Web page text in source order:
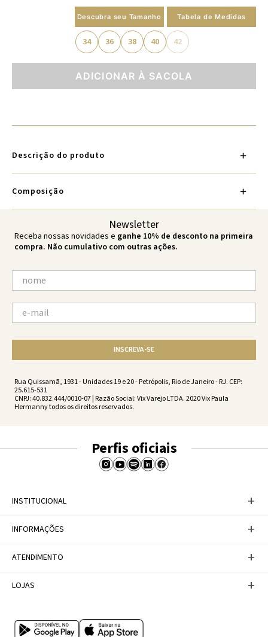
Descubra seu Tamanho Tabela de Medidas
34 36 38 40 42
ADICIONAR À SACOLA
Descrição do produto
Composição
Newsletter
Receba nossas novidades e ganhe 10% de desconto na primeira
compra. Não cumulativo com outras ações.
INSCREVA-SE
Rua Quissamã, 1931 - Unidades 19 e 20 - Petrópolis, Rio de Janeiro - RJ. CEP:
25.615-531
CNPJ: 40.832.444/0010-07 | Razão Social: Vix Varejo LTDA. 2020 Vix Paula
Hermanny todos os direitos reservados.
Perfis oficiais
INSTITUCIONAL +
A Marca
Trabalhe conosco
INFORMAÇÕES +
Política de Privacidade
Tabela de Medidas
ATENDIMENTO +
Personal Shopper
LOJAS +
Multimarcas